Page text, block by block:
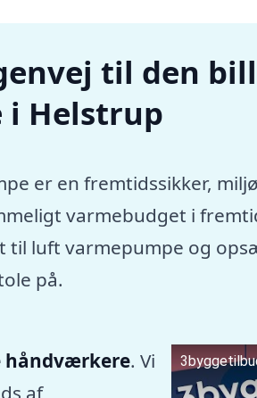
til den
i Helstrup
er en fremtidssikker,
varmebudget i
til luft varmepumpe og
på.
håndværkere. Vi
af